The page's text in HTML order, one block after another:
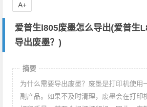
爱普生l805废墨怎么导出(爱普生
导出废墨？)
A+
摘要
为什么需要导出废墨？废墨是打印机使用
副产品。如果不及时清理，废墨会在打印